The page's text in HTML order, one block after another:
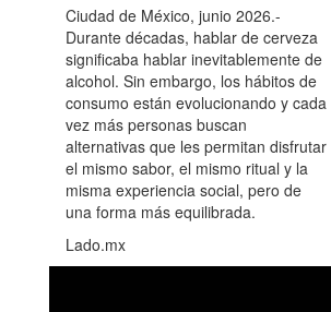
Ciudad de México, junio 2026.-
Durante décadas, hablar de cerveza
significaba hablar inevitablemente de
alcohol. Sin embargo, los hábitos de
consumo están evolucionando y cada
vez más personas buscan
alternativas que les permitan disfrutar
el mismo sabor, el mismo ritual y la
misma experiencia social, pero de
una forma más equilibrada.
Lado.mx